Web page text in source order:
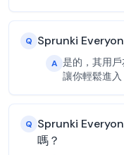
Q Sprunki
A 是的，其用
讓你輕鬆進入
Q Sprunki
嗎？